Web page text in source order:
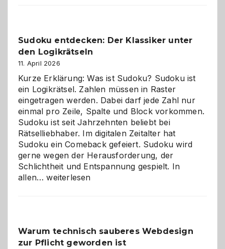
Sudoku entdecken: Der Klassiker unter
den Logikrätseln
11. April 2026
Kurze Erklärung: Was ist Sudoku? Sudoku ist
ein Logikrätsel. Zahlen müssen in Raster
eingetragen werden. Dabei darf jede Zahl nur
einmal pro Zeile, Spalte und Block vorkommen.
Sudoku ist seit Jahrzehnten beliebt bei
Rätselliebhaber. Im digitalen Zeitalter hat
Sudoku ein Comeback gefeiert. Sudoku wird
gerne wegen der Herausforderung, der
Schlichtheit und Entspannung gespielt. In
allen…Sudoku
den
Logikrätseln
weiterlesen
Warum technisch sauberes Webdesign
zur Pflicht geworden ist